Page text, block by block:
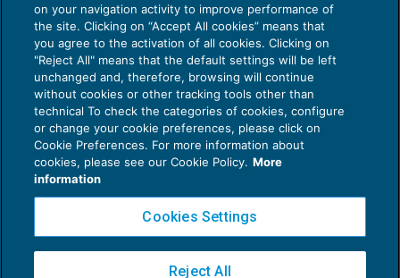
Scissione parziale: i crediti Ires e Irap sono
posizioni soggettive da riparti­re?
OPERAZIONI STRAORDINARIE04/08/2023
diChiara Grandi,Fabio LanduzzieGiuseppe Stagnoli
on your navigation activity to improve performance of
the site. Clicking on “Accept All cookies” means that
you agree to the activation of all cookies. Clicking on
"Reject All" means that the default settings will be left
unchanged and, therefore, browsing will continue
without cookies or other tracking tools other than
technical To check the categories of cookies, configure
or change your cookie preferences, please click on
Cookie Preferences. For more information about
cookies, please see our Cookie Policy. More
information
Cookies Settings
Reject All